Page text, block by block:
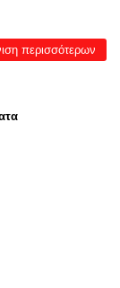
περισσότερων